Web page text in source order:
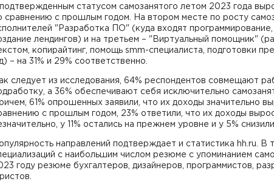
статусом самозанятого летом 2023 года
сравнению с прошлым годом. На втором месте по росту
"Разработка ПО" (куда входят программирование,
лендингов) и на третьем – "Виртуальный помощник"
копирайтинг, помощь smm-специалиста, подготовки
– на 31% и 29% соответственно.
следует из исследования, 64% респондентов совмещают
а 36% обеспечивают себя исключительно
61% опрошенных заявили, что их доходы значительно
с прошлым годом, 23% ответили, что их доходы
у 11% остались на прежнем уровне и у 5%
направлений подтверждает и статистика hh.ru. В
с наибольшим числом резюме с упоминанием
году резюме бухгалтеров, дизайнеров, программистов,